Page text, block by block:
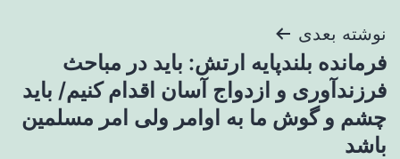
نوشته بعدی
فرمانده بلندپایه ارتش: باید در مباحث
فرزندآوری و ازدواج آسان اقدام کنیم/ باید
چشم و گوش ما به اوامر ولی امر مسلمین
باشد